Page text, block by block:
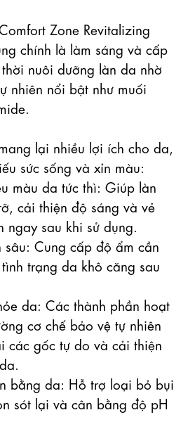
Zone Revitalizing
chính là làm sáng và cấp
nuôi dưỡng làn da nhờ
nhiên nổi bật như muối
lại nhiều lợi ích cho da,
sức sống và xỉn màu:
màu da tức thì: Giúp làn
cải thiện độ sáng và vẻ
ngay sau khi sử dụng.
sâu: Cung cấp độ ẩm cần
trạng da khô căng sau
da: Các thành phần hoạt
cơ chế bảo vệ tự nhiên
các gốc tự do và cải thiện
bằng da: Hỗ trợ loại bỏ bụi
sót lại và cân bằng độ pH